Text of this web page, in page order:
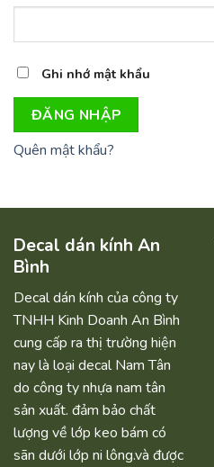
Ghi nhớ mật khẩu
ĐĂNG NHẬP
Quên mật khẩu?
Decal dán kính An
Bình
Decal dán kính của công ty
TNHH Kinh Doanh An Bình
cung cấp ra thị trường hiện
nay là loại decal Nam Tân
do công ty nhựa nam tân
sản xuất. đảm bảo chất
lượng về lớp keo bám có
sãn dưới lớp ni lông.và được